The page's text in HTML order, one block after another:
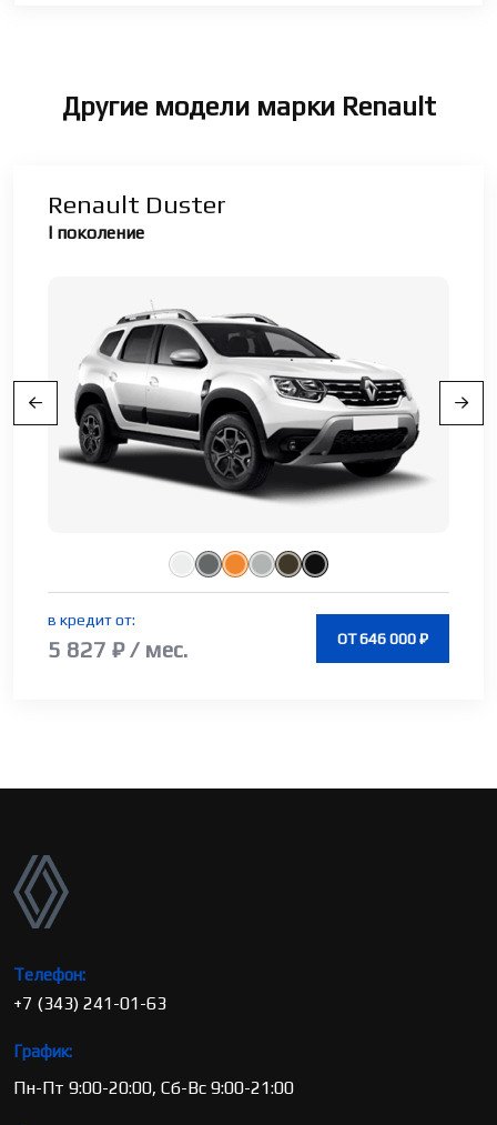
Другие модели марки Renault
Renault Duster
I поколение
в кредит от:
5 827 ₽ / мес. ОТ 646 000 ₽
Телефон:
+7 (343) 241-01-63
График:
Пн-Пт 9:00-20:00, Сб-Вс 9:00-21:00